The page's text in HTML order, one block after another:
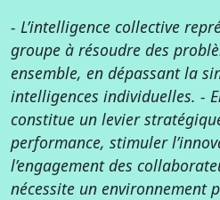
- L’intelligence collective
groupe à résoudre des
ensemble, en dépassant la
intelligences individuelles. -
constitue un levier
performance, stimuler
l’engagement des
nécessite un environnement